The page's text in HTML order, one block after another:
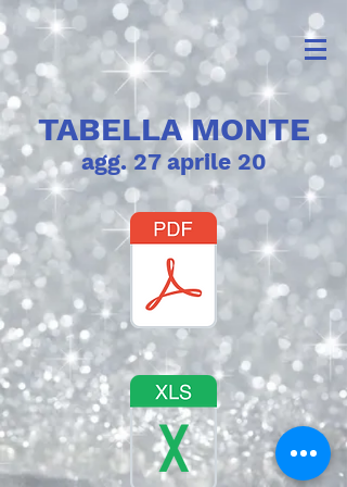
TABELLA MONTE
agg. 27 aprile 20